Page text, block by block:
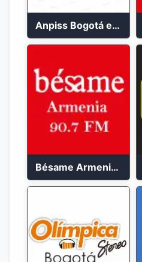
Anpiss Bogotá emisora 2023
Bésame Armenia en vivo 2023